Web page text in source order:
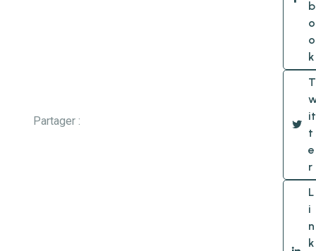
Partager :
b
o
o
k
T
it
t
e
r
L
i
n
k